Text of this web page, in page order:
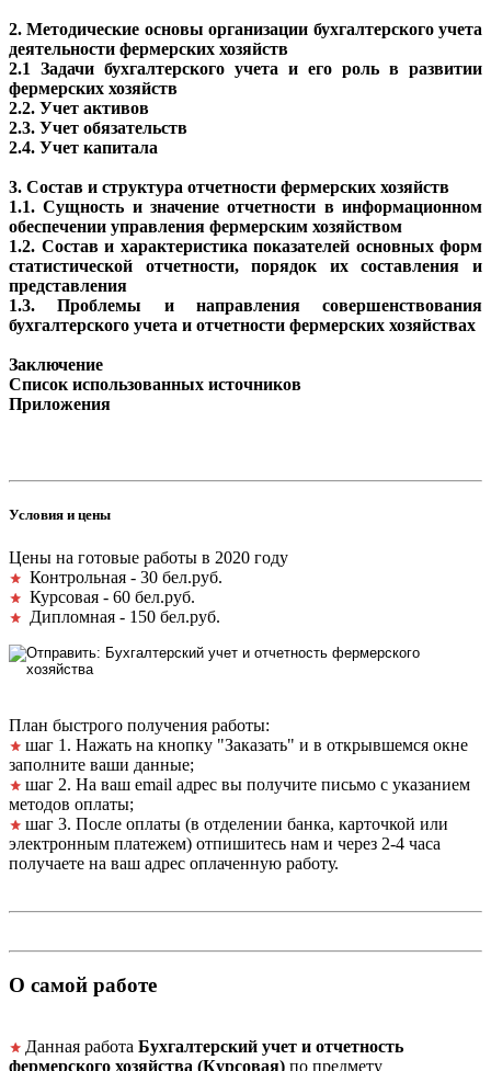
2. Методические основы организации бухгалтерского учета
деятельности фермерских хозяйств
2.1 Задачи бухгалтерского учета и его роль в развитии
фермерских хозяйств
2.2. Учет активов
2.3. Учет обязательств
2.4. Учет капитала
3. Состав и структура отчетности фермерских хозяйств
1.1. Сущность и значение отчетности в информационном
обеспечении управления фермерским хозяйством
1.2. Состав и характеристика показателей основных форм
статистической отчетности, порядок их составления и
представления
1.3. Проблемы и направления совершенствования
бухгалтерского учета и отчетности фермерских хозяйствах
Заключение
Список использованных источников
Приложения
Условия и цены
Цены на готовые работы в 2020 году
Контрольная - 30 бел.руб.
Курсовая - 60 бел.руб.
Дипломная - 150 бел.руб.
План быстрого получения работы:
шаг 1. Нажать на кнопку "Заказать" и в открывшемся окне
заполните ваши данные;
шаг 2. На ваш email адрес вы получите письмо с указанием
методов оплаты;
шаг 3. После оплаты (в отделении банка, карточкой или
электронным платежем) отпишитесь нам и через 2-4 часа
получаете на ваш адрес оплаченную работу.
О самой работе
Данная работа Бухгалтерский учет и отчетность
фермерского хозяйства (Курсовая) по предмету